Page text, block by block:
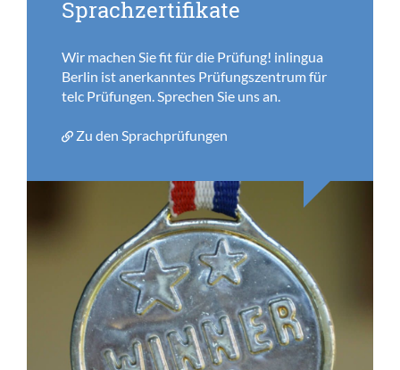
Sprachzertifikate
Wir machen Sie fit für die Prüfung! inlingua
Berlin ist anerkanntes Prüfungszentrum für
telc Prüfungen. Sprechen Sie uns an.
Zu den Sprachprüfungen